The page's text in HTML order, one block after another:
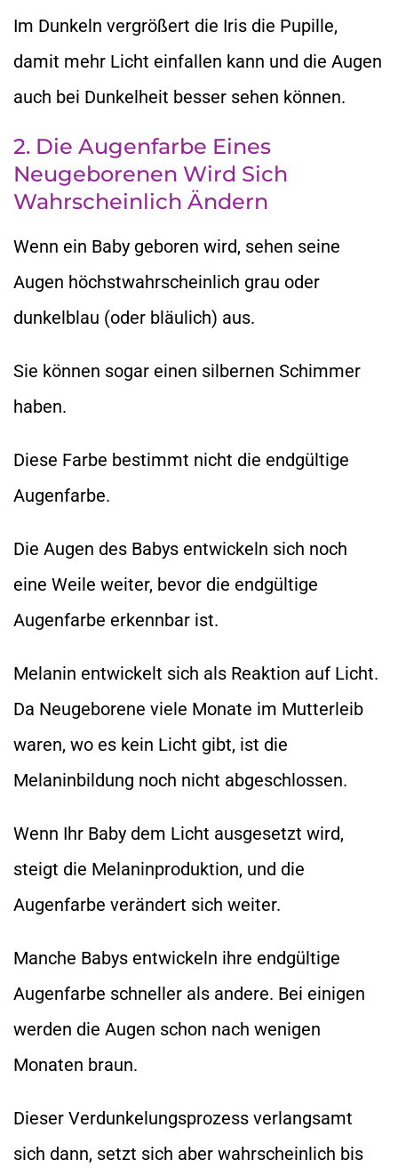
Im Dunkeln vergrößert die Iris die Pupille,
damit mehr Licht einfallen kann und die Augen
auch bei Dunkelheit besser sehen können.
2. Die Augenfarbe Eines
Neugeborenen Wird Sich
Wahrscheinlich Ändern
Wenn ein Baby geboren wird, sehen seine
Augen höchstwahrscheinlich grau oder
dunkelblau (oder bläulich) aus.
Sie können sogar einen silbernen Schimmer
haben.
Diese Farbe bestimmt nicht die endgültige
Augenfarbe.
Die Augen des Babys entwickeln sich noch
eine Weile weiter, bevor die endgültige
Augenfarbe erkennbar ist.
Melanin entwickelt sich als Reaktion auf Licht.
Da Neugeborene viele Monate im Mutterleib
waren, wo es kein Licht gibt, ist die
Melaninbildung noch nicht abgeschlossen.
Wenn Ihr Baby dem Licht ausgesetzt wird,
steigt die Melaninproduktion, und die
Augenfarbe verändert sich weiter.
Manche Babys entwickeln ihre endgültige
Augenfarbe schneller als andere. Bei einigen
werden die Augen schon nach wenigen
Monaten braun.
Dieser Verdunkelungsprozess verlangsamt
sich dann, setzt sich aber wahrscheinlich bis